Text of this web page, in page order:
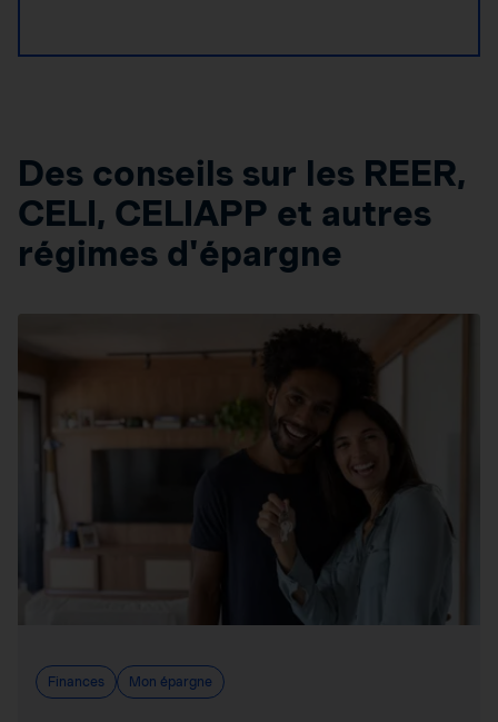
Des conseils sur les REER,
CELI, CELIAPP et autres
régimes d'épargne
Finances Mon épargne